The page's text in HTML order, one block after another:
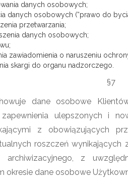
danych osobowych;
danych osobowych (“prawo do
przetwarzania;
danych osobowych;
zawiadomienia o naruszeniu
skargi do organu nadzorczego.
§7
dane osobowe
zapewnienia ulepszonych i
z obowiązujących
roszczeń
archiwizacyjnego, z
okresie dane osobowe